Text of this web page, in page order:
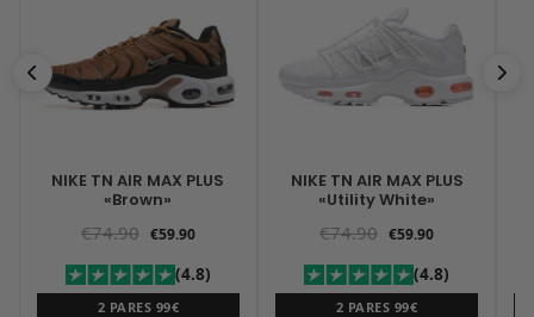
NIKE TN AIR MAX PLUS
«Brown»
€74.90 €59.90
(4.8)
2 PARES 99€
NIKE TN AIR MAX PLUS
«Utility White»
€74.90 €59.90
(4.8)
2 PARES 99€